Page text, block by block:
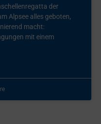
der
Alpsee alles geboten,
macht:
mit einem